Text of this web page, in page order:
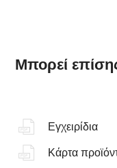
Μπορεί
Εγχειρίδια
Κάρτα